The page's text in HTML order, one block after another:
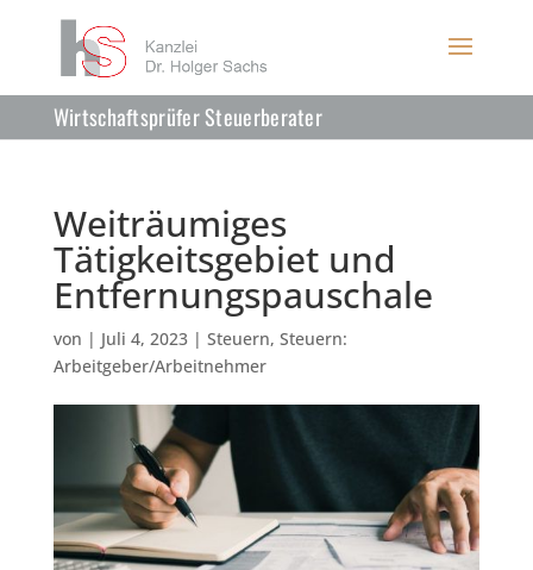
Wirtschaftsprüfer Steuerberater
Weiträumiges
Tätigkeitsgebiet und
Entfernungspauschale
von | Juli 4, 2023| Steuern, Steuern:
Arbeitgeber/Arbeitnehmer